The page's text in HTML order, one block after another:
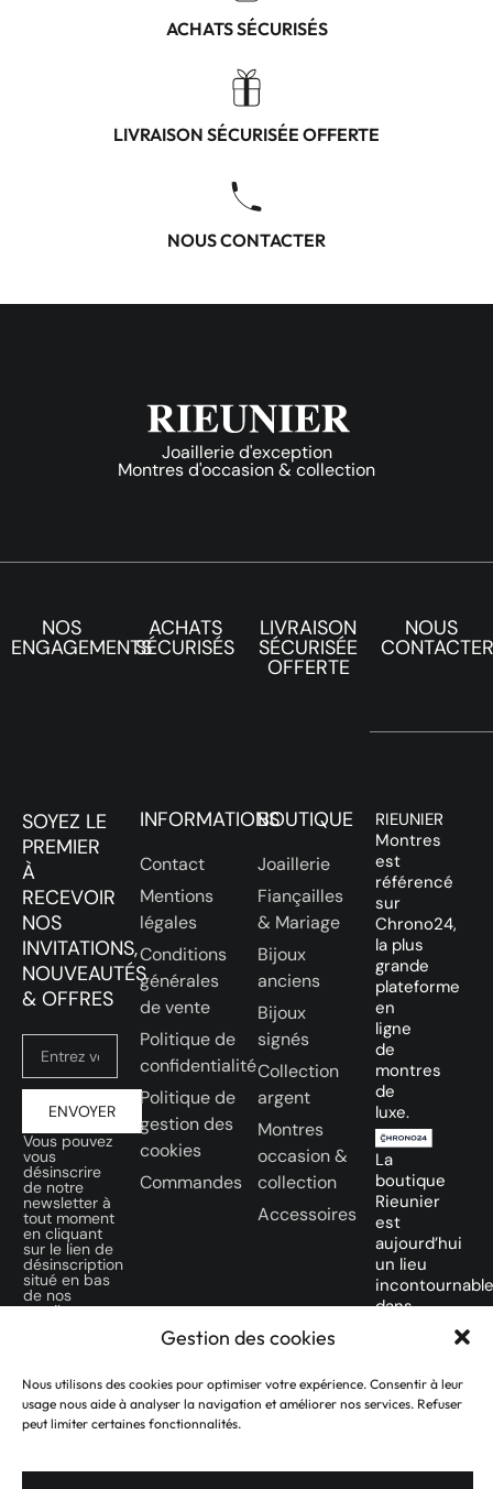
Gestion des cookies
Nous utilisons des cookies pour optimiser votre expérience. Consentir à leur
usage nous aide à analyser la navigation et améliorer nos services. Refuser
peut limiter certaines fonctionnalités.
ACHATS SÉCURISÉS
LIVRAISON SÉCURISÉE OFFERTE
NOUS CONTACTER
Joaillerie d'exception
Montres d'occasion & collection
NOS
ENGAGEMENTS
ACHATS
SÉCURISÉS
LIVRAISON
SÉCURISÉE
OFFERTE
NOUS
CONTACTER
SOYEZ LE
PREMIER
À
RECEVOIR
NOS
INVITATIONS,
NOUVEAUTÉS
& OFFRES
ENVOYER
Vous pouvez
vous
désinscrire
de notre
newsletter à
tout moment
en cliquant
sur le lien de
désinscription
situé en bas
de nos
emails.
NOS
RÉSEAUX
SOCIAUX
INFORMATIONS
Contact
Mentions
légales
Conditions
générales
de vente
Politique de
confidentialité
Politique de
gestion des
cookies
Commandes
BOUTIQUE
Joaillerie
Fiançailles
& Mariage
Bijoux
anciens
Bijoux
signés
Collection
argent
Montres
occasion &
collection
Accessoires
RIEUNIER
Montres
est
référencé
sur
Chrono24,
la plus
grande
plateforme
en
ligne
de
montres
de
luxe.
La
boutique
Rieunier
est
aujourd’hui
un lieu
incontournable
dans
amateurs
de